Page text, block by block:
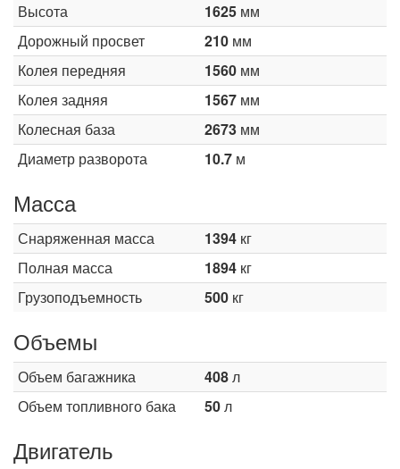
Высота
1625 мм
Дорожный просвет
210 мм
Колея передняя
1560 мм
Колея задняя
1567 мм
Колесная база
2673 мм
Диаметр разворота
10.7 м
Масса
Снаряженная масса 1394 кг
Полная масса
1894 кг
Грузоподъемность
500 кг
Объемы
Объем багажника 408л
Объем топливного бака
50л
Двигатель